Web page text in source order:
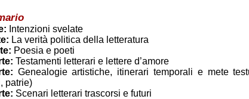
Intenzioni svelate
La verità politica della letteratura
Poesia e poeti
Testamenti letterari e lettere d’amore
Genealogie artistiche, itinerari temporali e mete
patrie)
Scenari letterari trascorsi e futuri